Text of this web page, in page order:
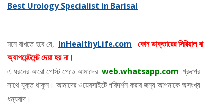
Best Urology Specialist in Barisal
মনে রাখতে হবে যে, InHealthyLife.com কোন ডাক্তারের সিরিয়াল বা
অ্যাপয়েন্টমেন্ট দেয়া হয় না।
এ ধরনের আরো পোস্ট পেতে আমাদের web.whatsapp.com গ্রুপের
সাথে যুক্ত থাকুন। আমাদের ওয়েবসাইটে পরিদর্শন করার জন্য আপনাকে অসংখ্য
ধন্যবাদ।